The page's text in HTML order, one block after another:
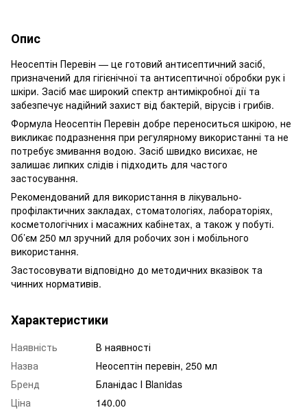
Опис
Неосептін Перевін — це готовий антисептичний засіб,
призначений для гігієнічної та антисептичної обробки рук і
шкіри. Засіб має широкий спектр антимікробної дії та
забезпечує надійний захист від бактерій, вірусів і грибів.
Формула Неосептін Перевін добре переноситься шкірою, не
викликає подразнення при регулярному використанні та не
потребує змивання водою. Засіб швидко висихає, не
залишає липких слідів і підходить для частого
застосування.
Рекомендований для використання в лікувально-
профілактичних закладах, стоматологіях, лабораторіях,
косметологічних і масажних кабінетах, а також у побуті.
Об’єм 250 мл зручний для робочих зон і мобільного
використання.
Застосовувати відповідно до методичних вказівок та
чинних нормативів.
Характеристики
Наявність
В наявності
Назва
Неосептін перевін, 250 мл
Бренд
Бланідас І Blanidas
Ціна
140.00